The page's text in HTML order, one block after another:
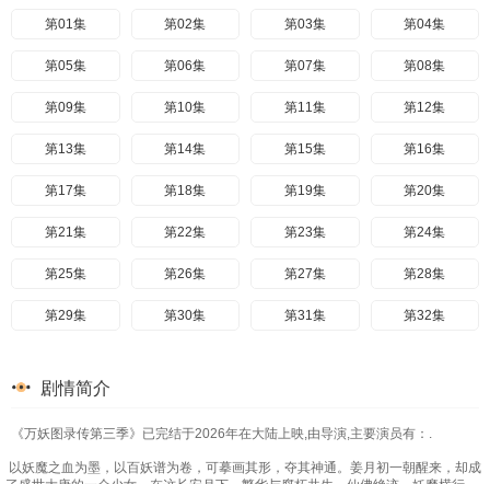
第01集 第02集 第03集 第04集
第05集 第06集 第07集 第08集
第09集 第10集 第11集 第12集
第13集 第14集 第15集 第16集
第17集 第18集 第19集 第20集
第21集 第22集 第23集 第24集
第25集 第26集 第27集 第28集
第29集 第30集 第31集 第32集
第37集
第41集 第42集 第43集 第44集
剧情简介
《万妖图录传第三季》已完结于2026年在大陆上映,由导演,主要演员有：.
以妖魔之血为墨，以百妖谱为卷，可摹画其形，夺其神通。姜月初一朝醒来，却成